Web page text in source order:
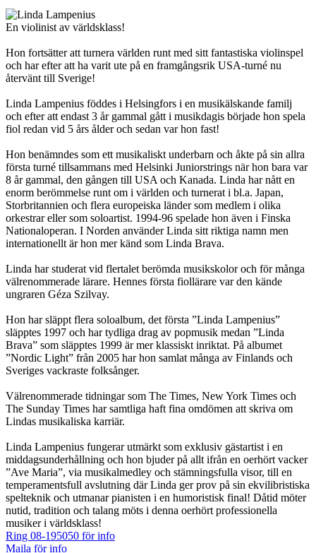
En violinist av världsklass!
Hon fortsätter att turnera världen runt med sitt fantastiska violinspel
och har efter att ha varit ute på en framgångsrik USA-turné nu
återvänt till Sverige!
Linda Lampenius föddes i Helsingfors i en musikälskande familj
och efter att endast 3 år gammal gått i musikdagis började hon spela
fiol redan vid 5 års ålder och sedan var hon fast!
Hon benämndes som ett musikaliskt underbarn och åkte på sin allra
första turné tillsammans med Helsinki Juniorstrings när hon bara var
8 år gammal, den gången till USA och Kanada. Linda har nått en
enorm berömmelse runt om i världen och turnerat i bl.a. Japan,
Storbritannien och flera europeiska länder som medlem i olika
orkestrar eller som soloartist. 1994-96 spelade hon även i Finska
Nationaloperan. I Norden använder Linda sitt riktiga namn men
internationellt är hon mer känd som Linda Brava.
Linda har studerat vid flertalet berömda musikskolor och för många
välrenommerade lärare. Hennes första fiollärare var den kände
ungraren Géza Szilvay.
Hon har släppt flera soloalbum, det första ”Linda Lampenius”
släpptes 1997 och har tydliga drag av popmusik medan ”Linda
Brava” som släpptes 1999 är mer klassiskt inriktat. På albumet
”Nordic Light” från 2005 har hon samlat många av Finlands och
Sveriges vackraste folksånger.
Välrenommerade tidningar som The Times, New York Times och
The Sunday Times har samtliga haft fina omdömen att skriva om
Lindas musikaliska karriär.
Linda Lampenius fungerar utmärkt som exklusiv gästartist i en
middagsunderhållning och hon bjuder på allt ifrån en oerhört vacker
”Ave Maria”, via musikalmedley och stämningsfulla visor, till en
temperamentsfull avslutning där Linda ger prov på sin ekvilibristiska
spelteknik och utmanar pianisten i en humoristisk final! Dåtid möter
nutid, tradition och talang möts i denna oerhört professionella
musiker i världsklass!
Ring 08-195050 för info
Maila för info